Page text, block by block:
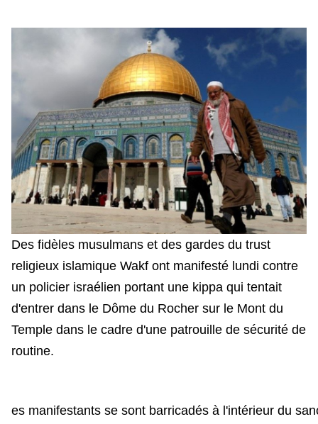
Des fidèles musulmans et des gardes du trust
religieux islamique Wakf ont manifesté lundi contre
un policier israélien portant une kippa qui tentait
d'entrer dans le Dôme du Rocher sur le Mont du
Temple dans le cadre d'une patrouille de sécurité de
routine.
es manifestants se sont barricadés à l'intérieur du